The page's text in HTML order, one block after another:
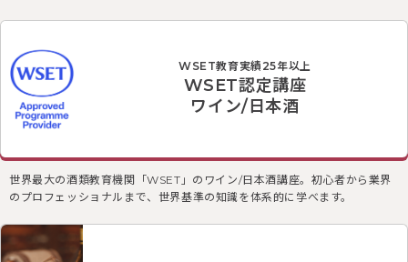
WSET教育実績25年以上
WSET認定講座
ワイン/日本酒
世界最大の酒類教育機関「WSET」のワイン/日本酒講座。初心者から業界
のプロフェッショナルまで、世界基準の知識を体系的に学べます。